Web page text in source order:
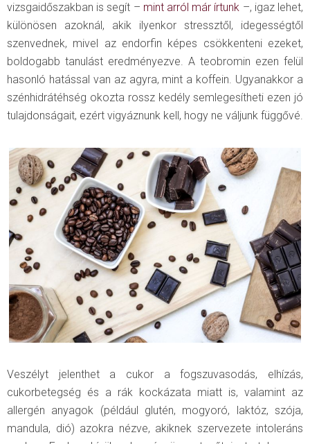
vizsgaidőszakban is segít – mint arról már írtunk –, igaz lehet,
különösen azoknál, akik ilyenkor stressztől, idegességtől
szenvednek, mivel az endorfin képes csökkenteni ezeket,
boldogabb tanulást eredményezve. A teobromin ezen felül
hasonló hatással van az agyra, mint a koffein. Ugyanakkor a
szénhidrátéhség okozta rossz kedély semlegesítheti ezen jó
tulajdonságait, ezért vigyáznunk kell, hogy ne váljunk függővé.
Veszélyt jelenthet a cukor a fogszuvasodás, elhízás,
cukorbetegség és a rák kockázata miatt is, valamint az
allergén anyagok (például glutén, mogyoró, laktóz, szója,
mandula, dió) azokra nézve, akiknek szervezete intoleráns